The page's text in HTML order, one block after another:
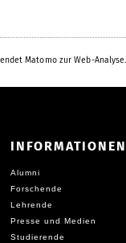
Matomo zur Web-Analyse.
INFORMATIONEN
Alumni
Forschende
Lehrende
Presse und Medien
Studierende